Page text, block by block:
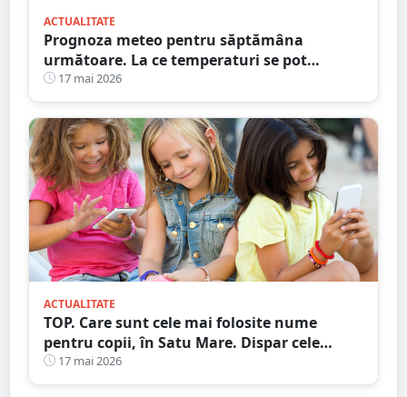
ACTUALITATE
Prognoza meteo pentru săptămâna
următoare. La ce temperaturi se pot
aștepta sătmărenii
17 mai 2026
ACTUALITATE
TOP. Care sunt cele mai folosite nume
pentru copii, în Satu Mare. Dispar cele
tradiționale
17 mai 2026